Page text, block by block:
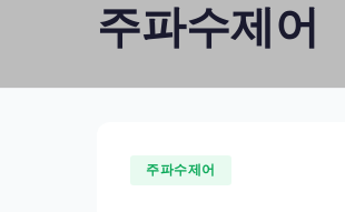
주파수제어
주파수제어